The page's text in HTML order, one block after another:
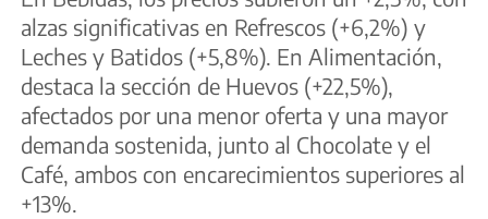
alzas significativas en Refrescos (+6,2%) y
Leches y Batidos (+5,8%). En Alimentación,
destaca la sección de Huevos (+22,5%),
afectados por una menor oferta y una mayor
demanda sostenida, junto al Chocolate y el
Café, ambos con encarecimientos superiores al
+13%.